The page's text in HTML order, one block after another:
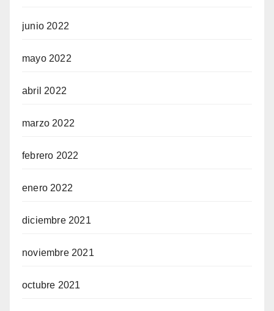
junio 2022
mayo 2022
abril 2022
marzo 2022
febrero 2022
enero 2022
diciembre 2021
noviembre 2021
octubre 2021